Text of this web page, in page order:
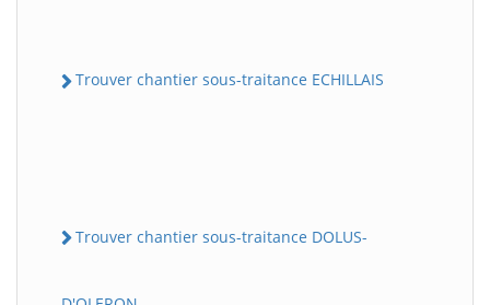
Trouver chantier sous-traitance ECHILLAIS
Trouver chantier sous-traitance DOLUS-